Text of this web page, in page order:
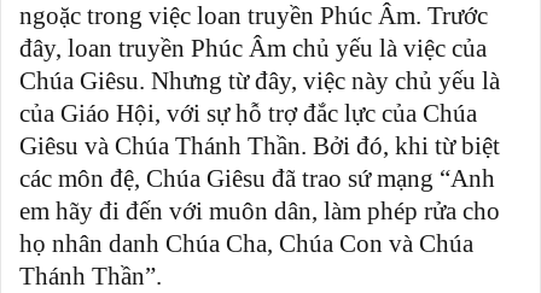
ngoặc trong việc loan truyền Phúc Âm. Trước
đây, loan truyền Phúc Âm chủ yếu là việc của
Chúa Giêsu. Nhưng từ đây, việc này chủ yếu là
của Giáo Hội, với sự hỗ trợ đắc lực của Chúa
Giêsu và Chúa Thánh Thần. Bởi đó, khi từ biệt
các môn đệ, Chúa Giêsu đã trao sứ mạng “Anh
em hãy đi đến với muôn dân, làm phép rửa cho
họ nhân danh Chúa Cha, Chúa Con và Chúa
Thánh Thần”.